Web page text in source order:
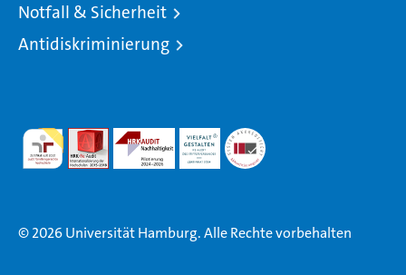
Notfall & Sicherheit
Antidiskriminierung
© 2026 Universität Hamburg. Alle Rechte vorbehalten